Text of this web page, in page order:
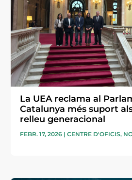
La UEA reclama al
Catalunya més suport
relleu generacional
FEBR. 17, 2026 |CENTRE D'OFICIS,